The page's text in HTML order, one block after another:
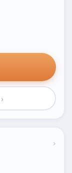
›
›